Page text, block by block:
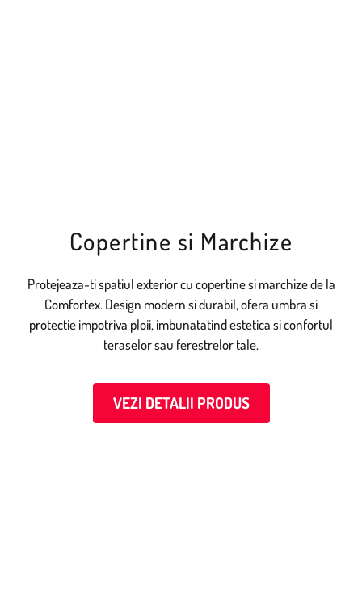
Copertine si Marchize
Protejeaza-ti spatiul exterior cu copertine si marchize de la
Comfortex. Design modern si durabil, ofera umbra si
protectie impotriva ploii, imbunatatind estetica si confortul
teraselor sau ferestrelor tale.
VEZI DETALII PRODUS